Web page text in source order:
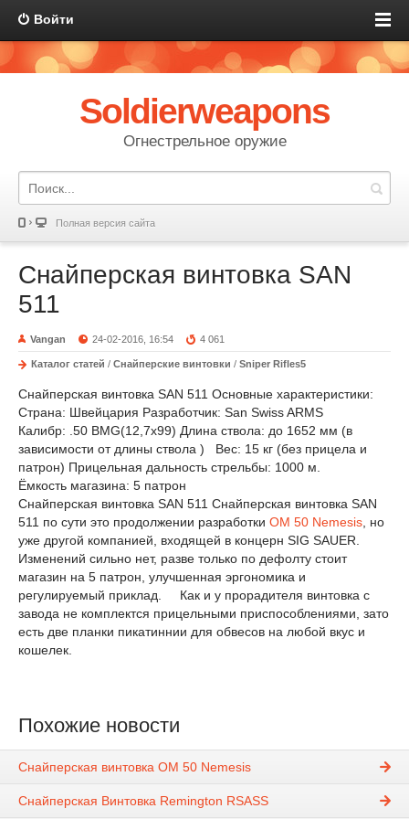
Войти
Soldierweapons
Огнестрельное оружие
Полная версия сайта
Снайперская винтовка SAN
511
Vangan 24-02-2016, 16:54 4 061
Каталог статей / Снайперские винтовки / Sniper Rifles5
Снайперская винтовка SAN 511 Основные характеристики:
Страна: Швейцария Разработчик: San Swiss ARMS
Калибр: .50 BMG(12,7x99) Длина ствола: до 1652 мм (в
зависимости от длины ствола ) Вес: 15 кг (без прицела и
патрон) Прицельная дальность стрельбы: 1000 м.
Ёмкость магазина: 5 патрон
Снайперская винтовка SAN 511 Снайперская винтовка SAN
511 по сути это продолжении разработки OM 50 Nemesis , но
уже другой компанией, входящей в концерн SIG SAUER.
Изменений сильно нет, разве только по дефолту стоит
магазин на 5 патрон, улучшенная эргономика и
регулируемый приклад. Как и у прорадителя винтовка с
завода не комплектся прицельными приспособлениями, зато
есть две планки пикатиннии для обвесов на любой вкус и
кошелек.
Похожие новости
Снайперская винтовка OM 50 Nemesis
Снайперская Винтовка Remington RSASS